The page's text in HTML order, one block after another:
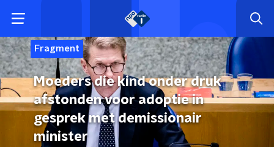
Fragment
Moeders die kind onder druk
afstonden voor adoptie in
gesprek met demissionair
minister